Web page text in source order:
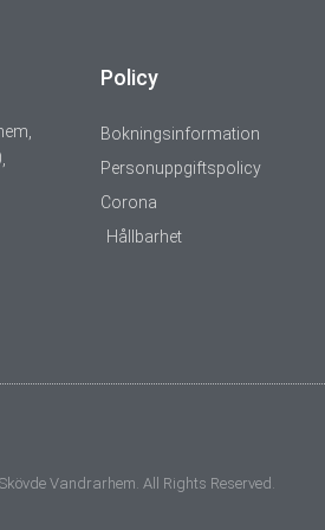
Policy
Bokningsinformation
Personuppgiftspolicy
Corona
Hållbarhet
Vandrarhem. All Rights Reserved.